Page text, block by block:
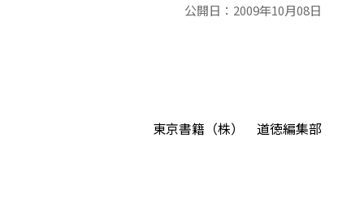
公開日： 2009年10月08日
東京書籍（株） 道徳編集部